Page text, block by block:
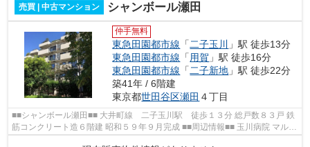
売買 | 中古マンション シャンボール瀬田
仲手無料
東急田園都市線 「 二子玉川
」駅 徒歩13分
東急田園都市線 「 用賀 」駅 徒歩16分
東急田園都市線 「 二子新地 」駅 徒歩22分
築41年 / 6階建
東京都世田谷区瀬田 ４丁目
■■シャンボール瀬田■■ 大井町線 二子玉川駅 徒歩１３分 総戸数８３戸 鉄
筋コンクリート造６階建 昭和５９年９月完成 ■■周辺情報■■ 玉川病院 マルエ